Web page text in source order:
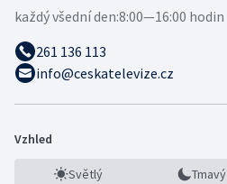
každý všední den:8:00—16:00 hodin
261 136 113
info@ceskatelevize.cz
Vzhled
Světlý Tmavý